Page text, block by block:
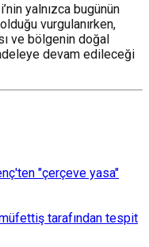
yalnızca bugünün
vurgulanırken,
ve bölgenin doğal
devam edileceği
"çerçeve yasa"
tarafından tespit